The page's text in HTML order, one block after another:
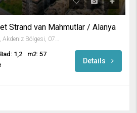
Strand van Mahmutlar / Alanya
Mahmutlar, Alanya, Antalya, Akdeniz Bölgesi, 07450, Türkiye
Bad: 1,2
m2: 57
Details